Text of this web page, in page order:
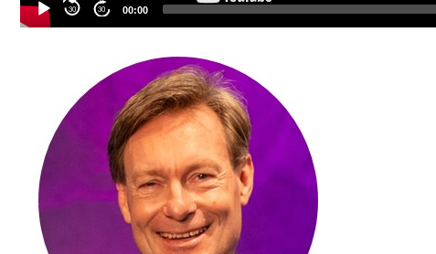
30 30 00:00